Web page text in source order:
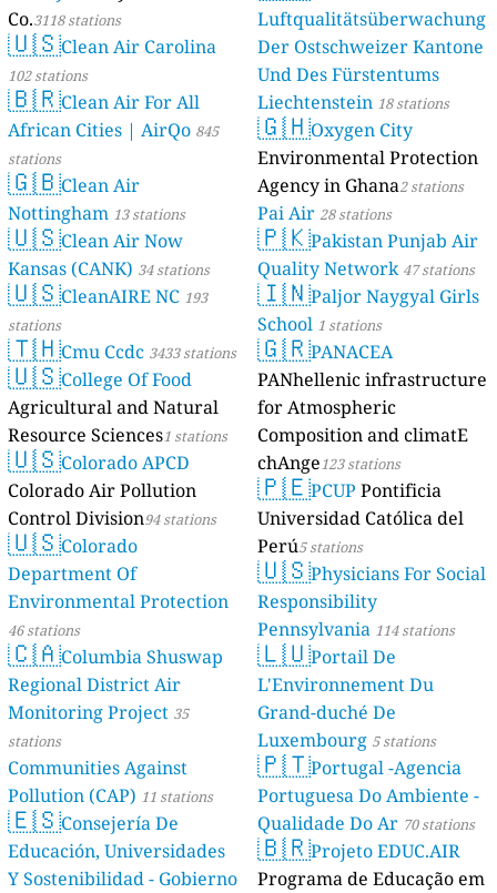
Co.3118 stations
🇺🇸Clean Air Carolina
102 stations
🇧🇷Clean Air For All
African Cities | AirQo 845
stations
🇬🇧Clean Air
Nottingham 13 stations
🇺🇸Clean Air Now
Kansas (CANK) 34 stations
🇺🇸CleanAIRE NC 193
stations
🇹🇭Cmu Ccdc 3433 stations
🇺🇸College Of Food
Agricultural and Natural
Resource Sciences1 stations
🇺🇸Colorado APCD
Colorado Air Pollution
Control Division94 stations
🇺🇸Colorado
Department Of
Environmental Protection
46 stations
🇨🇦Columbia Shuswap
Regional District Air
Monitoring Project 35
stations
Communities Against
Pollution (CAP) 11 stations
🇪🇸Consejería De
Educación, Universidades
Y Sostenibilidad - Gobierno
Luftqualitätsüberwachung
Der Ostschweizer Kantone
Und Des Fürstentums
Liechtenstein 18 stations
🇬🇭Oxygen City
Environmental Protection
Agency in Ghana2 stations
Pai Air 28 stations
🇵🇰Pakistan Punjab Air
Quality Network 47 stations
🇮🇳Paljor Naygyal Girls
School 1 stations
🇬🇷PANACEA
PANhellenic infrastructure
for Atmospheric
Composition and climatE
chAnge123 stations
🇵🇪PCUP Pontificia
Universidad Católica del
Perú5 stations
🇺🇸Physicians For Social
Responsibility
Pennsylvania 114 stations
🇱🇺Portail De
L'Environnement Du
Grand-duché De
Luxembourg 5 stations
🇵🇹Portugal -Agencia
Portuguesa Do Ambiente -
Qualidade Do Ar 70 stations
🇧🇷Projeto EDUC.AIR
Programa de Educação em